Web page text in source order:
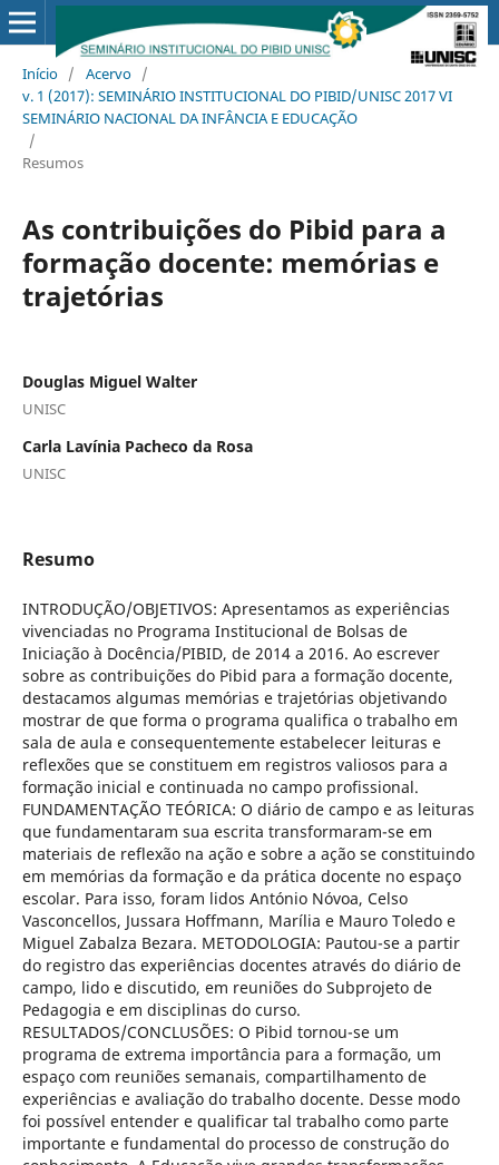
Início / Acervo /
v. 1 (2017): SEMINÁRIO INSTITUCIONAL DO PIBID/UNISC 2017 VI
SEMINÁRIO NACIONAL DA INFÂNCIA E EDUCAÇÃO
/
Resumos
As contribuições do Pibid para a
formação docente: memórias e
trajetórias
Douglas Miguel Walter
UNISC
Carla Lavínia Pacheco da Rosa
UNISC
Resumo
INTRODUÇÃO/OBJETIVOS: Apresentamos as experiências
vivenciadas no Programa Institucional de Bolsas de
Iniciação à Docência/PIBID, de 2014 a 2016. Ao escrever
sobre as contribuições do Pibid para a formação docente,
destacamos algumas memórias e trajetórias objetivando
mostrar de que forma o programa qualifica o trabalho em
sala de aula e consequentemente estabelecer leituras e
reflexões que se constituem em registros valiosos para a
formação inicial e continuada no campo profissional.
FUNDAMENTAÇÃO TEÓRICA: O diário de campo e as leituras
que fundamentaram sua escrita transformaram-se em
materiais de reflexão na ação e sobre a ação se constituindo
em memórias da formação e da prática docente no espaço
escolar. Para isso, foram lidos António Nóvoa, Celso
Vasconcellos, Jussara Hoffmann, Marília e Mauro Toledo e
Miguel Zabalza Bezara. METODOLOGIA: Pautou-se a partir
do registro das experiências docentes através do diário de
campo, lido e discutido, em reuniões do Subprojeto de
Pedagogia e em disciplinas do curso.
RESULTADOS/CONCLUSÕES: O Pibid tornou-se um
programa de extrema importância para a formação, um
espaço com reuniões semanais, compartilhamento de
experiências e avaliação do trabalho docente. Desse modo
foi possível entender e qualificar tal trabalho como parte
importante e fundamental do processo de construção do